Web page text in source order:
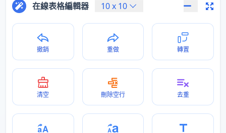
在線表格編輯器 10x 10
撤銷 重做 轉置
清空 刪除空行 去重